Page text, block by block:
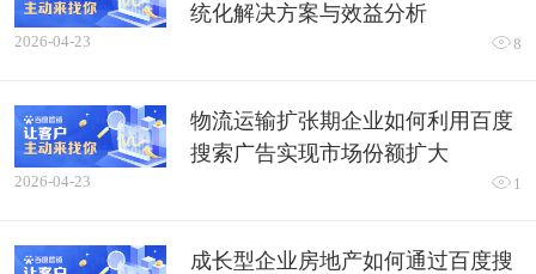
统化解决方案与效益分析
2026-04-23 8
物流运输扩张期企业如何利用百度
搜索广告实现市场份额扩大
2026-04-23  1
成长型企业房地产如何通过百度搜